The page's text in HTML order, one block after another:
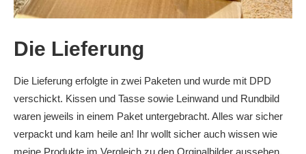
Die Lieferung
Die Lieferung erfolgte in zwei Paketen und wurde mit DPD
verschickt. Kissen und Tasse sowie Leinwand und Rundbild
waren jeweils in einem Paket untergebracht. Alles war sicher
verpackt und kam heile an! Ihr wollt sicher auch wissen wie
meine Produkte im Vergleich zu den Orginalbilder aussehen,